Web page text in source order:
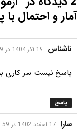
آمار و احتمال
ناشناس گفت:
19 آذر 1404 در 11:29
پاسخ نیست سر کاری
پاسخ
سارا گفت:
17 اسفند 1402 در 16:59